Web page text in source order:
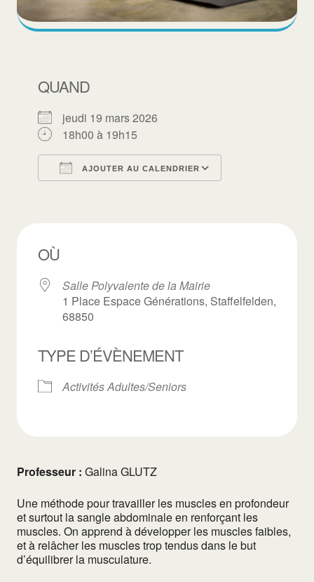
QUAND
jeudi 19 mars 2026
18h00 à 19h15
AJOUTER AU CALENDRIER
OÙ
Salle Polyvalente de la Mairie
1 Place Espace Générations, Staffelfelden,
68850
TYPE D’ÉVÈNEMENT
Activités Adultes/Seniors
Professeur : Galina GLUTZ
Une méthode pour travailler les muscles en profondeur
et surtout la sangle abdominale en renforçant les
muscles. On apprend à développer les muscles faibles,
et à relâcher les muscles trop tendus dans le but
d’équilibrer la musculature.